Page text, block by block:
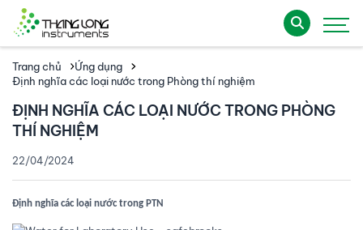
Trang chủ
Ứng dụng
Định nghĩa các loại nước trong Phòng thí nghiệm
ĐỊNH NGHĨA CÁC LOẠI NƯỚC TRONG PHÒNG
THÍ NGHIỆM
22/04/2024
Định nghĩa các loại nước trong PTN